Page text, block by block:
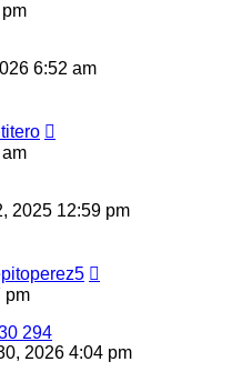
6:52 am
2025 12:59 pm
pm
294
2026 4:04 pm